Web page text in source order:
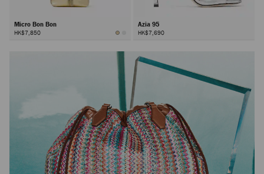
Micro Bon Bon
HK$7,850
Azia 95
HK$7,690